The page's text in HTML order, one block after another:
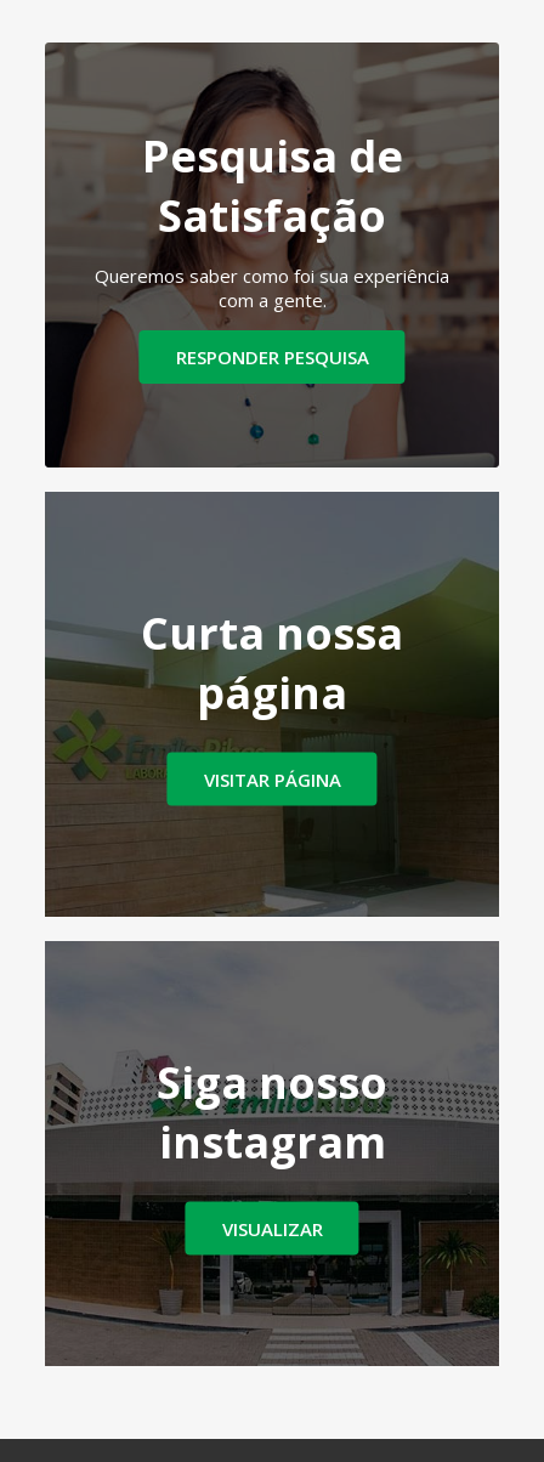
Pesquisa de
Satisfação
Queremos saber como foi sua experiência
com a gente.
RESPONDER PESQUISA
Curta nossa
página
VISITAR PÁGINA
Siga nosso
instagram
VISUALIZAR